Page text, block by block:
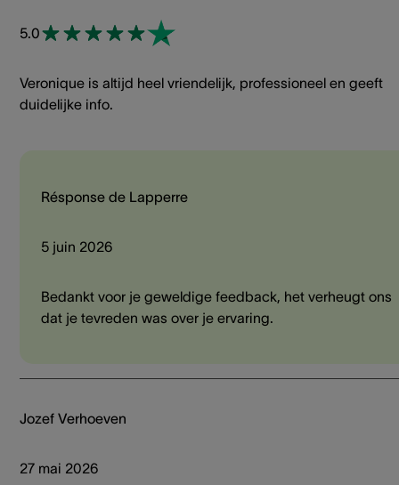
5.0
Veronique is altijd heel vriendelijk, professioneel en geeft
duidelijke info.
Résponse de Lapperre
5 juin 2026
Bedankt voor je geweldige feedback, het verheugt ons
dat je tevreden was over je ervaring.
Jozef Verhoeven
27 mai 2026